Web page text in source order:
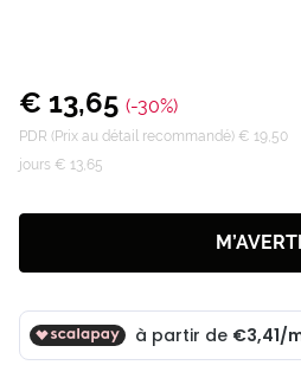
€ 13,65 (-30%)
PDR (Prix au détail recommandé) € 19,50
jours € 13,65